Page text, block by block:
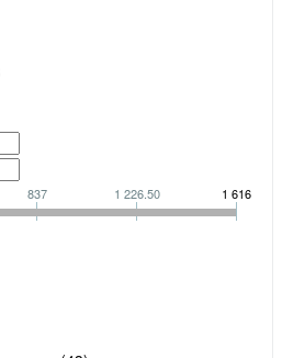
837 1 226.50 1 616